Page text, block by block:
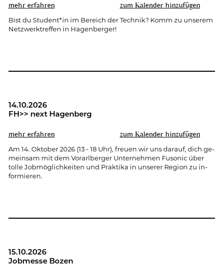
mehr er­fah­ren zum Ka­len­der hin­zu­fü­gen
Bist du Stu­dent*in im Be­reich der Tech­nik? Komm zu un­se­rem
Netz­werk­tref­fen in Ha­gen­ber­ger!
14.10.2026
FH>> next Ha­gen­berg
mehr er­fah­ren zum Ka­len­der hin­zu­fü­gen
Am 14. Ok­to­ber 2026 (13 - 18 Uhr), freu­en wir uns dar­auf, dich ge­
mein­sam mit dem Vor­arl­ber­ger Un­ter­neh­men Fu­so­nic über
tolle Job­mög­lich­kei­ten und Prak­ti­ka in un­se­rer Re­gi­on zu in­
for­mie­ren.
15.10.2026
Job­mes­se Bozen